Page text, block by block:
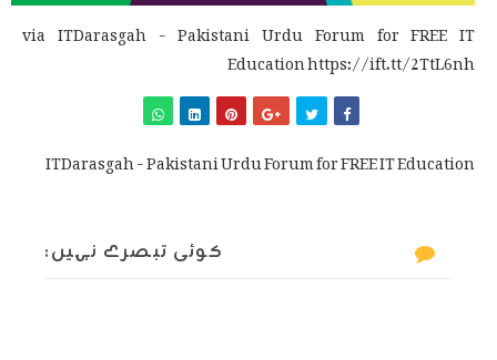
via ITDarasgah - Pakistani Urdu Forum for FREE IT
Education https://ift.tt/2TtL6nh
ITDarasgah - Pakistani Urdu Forum for FREE IT Education
کوئی تبصرے نہیں: